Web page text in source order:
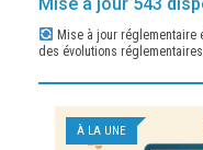
Mise à jour réglementaire
des évolutions
À LA UNE